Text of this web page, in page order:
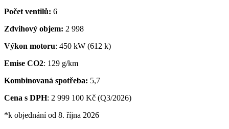
Počet ventilů: 6
Zdvihový objem: 2 998
Výkon motoru: 450 kW (612 k)
Emise CO2: 129 g/km
Kombinovaná spotřeba: 5,7
Cena s DPH: 2 999 100 Kč (Q3/2026)
*k objednání od 8. října 2026